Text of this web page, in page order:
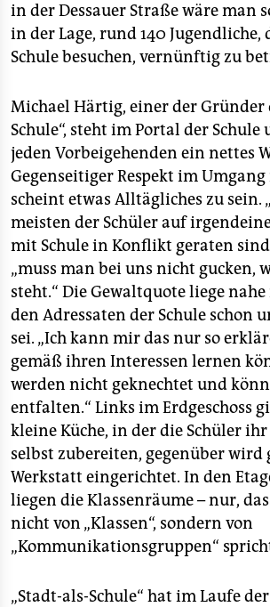
in der Dessauer Straße wäre man
in der Lage, rund 140 Jugendliche,
Schule besuchen, vernünftig zu
Michael Härtig, einer der Gründer
Schule“, steht im Portal der
jeden Vorbeigehenden ein nettes
Gegenseitiger Respekt im
scheint etwas Alltägliches zu sein.
meisten der Schüler auf
mit Schule in Konflikt geraten
„muss man bei uns nicht gucken,
steht.“ Die Gewaltquote liege
den Adressaten der Schule schon
sei. „Ich kann mir das nur so
gemäß ihren Interessen lernen
werden nicht geknechtet und
entfalten.“ Links im Erdgeschoss
kleine Küche, in der die Schüler
selbst zubereiten, gegenüber wird
Werkstatt eingerichtet. In den
liegen die Klassenräume – nur,
nicht von „Klassen“, sondern von
„Kommunikationsgruppen“
„Stadt-als-Schule“ hat im Laufe